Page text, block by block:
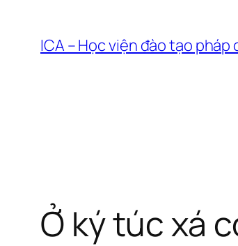
ICA – Học viện đào tạo
Ở ký túc xá